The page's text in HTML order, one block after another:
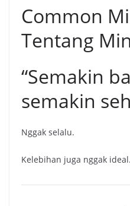
Common
Tentang
“Semakin
semakin
Nggak selalu.
Kelebihan juga nggak ideal.